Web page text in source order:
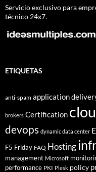
Servicio exclusivo para
técnico 24x7.
ETIQUETAS
anti-spam application
brokers Certification
devops dynamic data center
F5 Friday FAQ Hosting
management Microsoft
performance PKI Plesk policy